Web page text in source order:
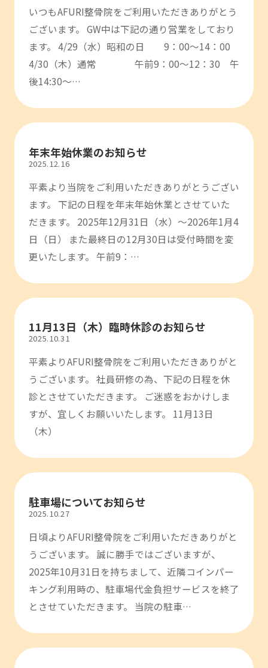
いつもAFURI整骨院をご利用いただきありがとう
ございます。 GW中は下記の通り営業をしており
ます。 4/29（水）昭和の日 9：00～14：00
4/30（木）通常 午前9：00～12：30 午
後14:30～…
年末年始休業のお知らせ
2025.12.16
平素より当院をご利用いただきありがとうござい
ます。 下記の日程を年末年始休業とさせていた
だきます。 2025年12月31日（水）～2026年1月4
日（日） また最終日の12月30日は受付時間を変
更いたします。 午前9：…
11月13日（木）臨時休診のお知らせ
2025.10.31
平素よりAFURI整骨院をご利用いただきありがと
うございます。 社員研修の為、下記の日程を休
診とさせていただきます。 ご迷惑をおかけしま
すが、宜しくお願いいたします。 11月13日
（木）
駐車場についてお知らせ
2025.10.27
日頃よりAFURI整骨院をご利用いただきありがと
うございます。 誠に勝手ではございますが、
2025年10月31日を持ちまして、近隣コインパー
キング利用時の、駐車場代金負担サービスを終了
とさせていただきます。 当院の駐車…